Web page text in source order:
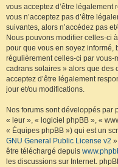
vous acceptez d’être
vous n’acceptez pas d’être
suivantes, alors n’accédez pas
Nous pouvons modifier celles-ci
pour que vous en soyez informé,
régulièrement celles-ci par vous-
cadrans solaires » alors que des
acceptez d’être légalement
jour et/ou modifications.
Nos forums sont développés par
« leur », « logiciel phpBB », «
« Équipes phpBB ») qui est un
GNU General Public License v2
être téléchargé depuis
les discussions sur Internet.